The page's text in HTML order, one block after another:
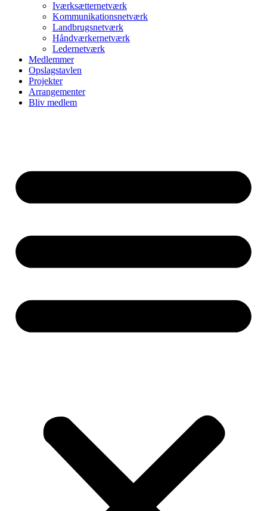
Iværksætternetværk
Kommunikationsnetværk
Landbrugsnetværk
Håndværkernetværk
Ledernetværk
Medlemmer
Opslagstavlen
Projekter
Arrangementer
Bliv medlem